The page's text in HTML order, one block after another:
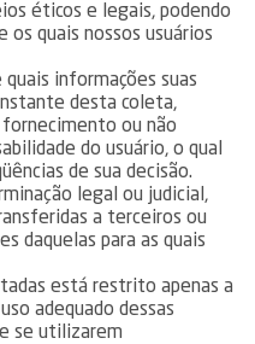
éticos e legais, podendo
os quais nossos usuários
quais informações suas
desta coleta,
fornecimento ou não
do usuário, o qual
de sua decisão.
legal ou judicial,
a terceiros ou
daquelas para as quais
está restrito apenas a
adequado dessas
se utilizarem